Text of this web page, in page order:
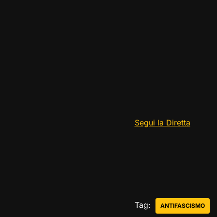
Segui la Diretta
Tag: ANTIFASCISMO